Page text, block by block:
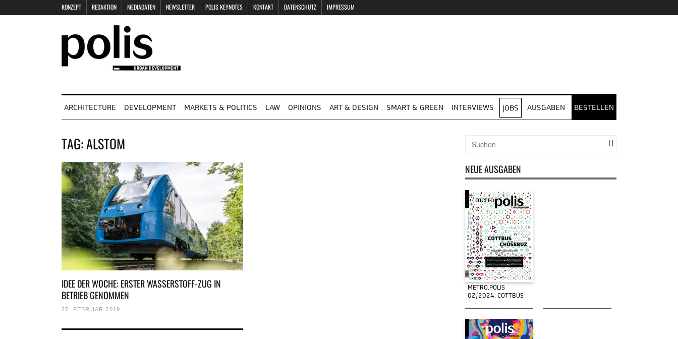
KONZEPT REDAKTION MEDIADATEN NEWSLETTER POLIS KEYNOTES KONTAKT DATENSCHUTZ IMPRESSUM
ARCHITECTURE DEVELOPMENT MARKETS & POLITICS LAW OPINIONS ART & DESIGN SMART & GREEN INTERVIEWS JOBS AUSGABEN BESTELLEN
TAG:ALSTOM
IDEE DER WOCHE: ERSTER WASSERSTOFF-ZUG IN
BETRIEB GENOMMEN
27. FEBRUAR 2019
NEUE AUSGABEN
METRO.POLIS
02/2024: COTTBUS